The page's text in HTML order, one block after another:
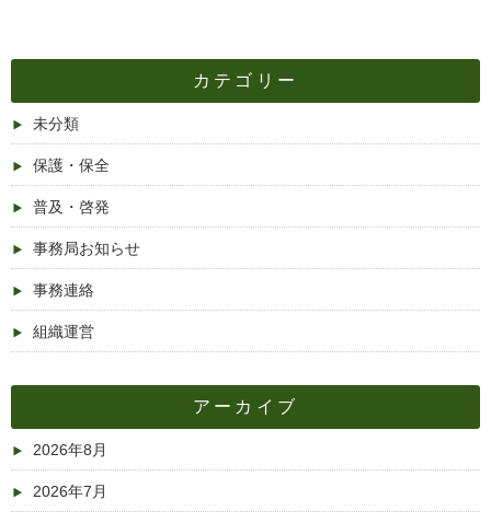
カテゴリー
未分類
保護・保全
普及・啓発
事務局お知らせ
事務連絡
組織運営
アーカイブ
2026年8月
2026年7月